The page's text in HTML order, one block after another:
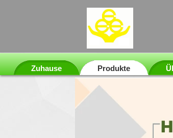
Zuhause Produkte